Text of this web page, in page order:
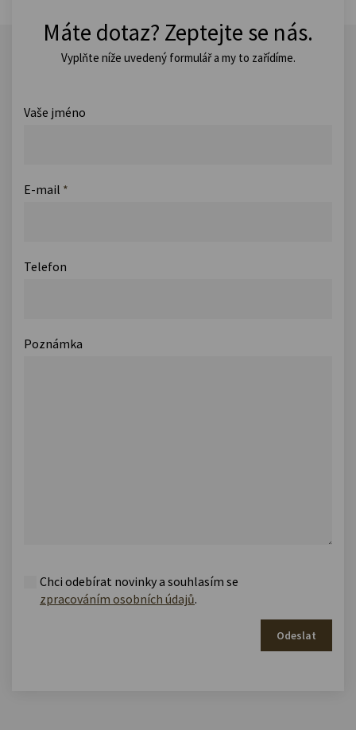
Máte dotaz? Zeptejte se nás.
Vyplňte níže uvedený formulář a my to zařídíme.
Vaše jméno
E-mail *
Telefon
Poznámka
Chci odebírat novinky a souhlasím se
zpracováním osobních údajů.
Odeslat